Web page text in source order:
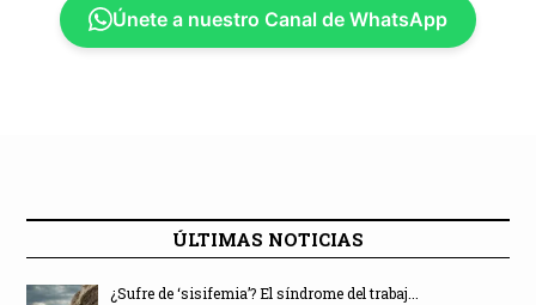
Únete a nuestro Canal de WhatsApp
ÚLTIMAS NOTICIAS
¿Sufre de ‘sisifemia’? El síndrome del trabaj...